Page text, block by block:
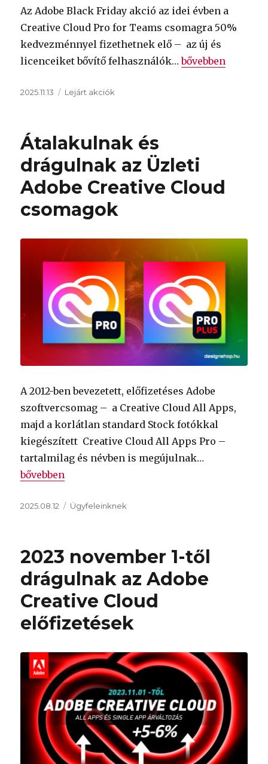
Az Adobe Black Friday akció az idei évben a
Creative Cloud Pro for Teams csomagra 50%
kedvezménnyel fizethetnek elő – az új és
licenceiket bővítő felhasználók…„Adobe Black
bővebben
Közzétéve
2025.11.13 Kategória
Lejárt akciók
Átalakulnak és
drágulnak az Üzleti
Adobe Creative Cloud
csomagok
A 2012-ben bevezetett, előfizetéses Adobe
szoftvercsomag – a Creative Cloud All Apps,
majd a korlátlan standard Stock fotókkal
kiegészített Creative Cloud All Apps Pro –
tartalmilag és névben is megújulnak…
„Átalakulnak és drágulnak az Üzleti Adobe
bővebben
Közzétéve
2025.08.12 Kategória
Ügyfeleinknek
2023 november 1-től
drágulnak az Adobe
Creative Cloud
előfizetések